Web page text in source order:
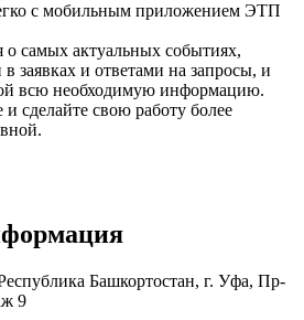
с мобильным приложением ЭТП
о самых актуальных событиях,
заявках и ответами на запросы, и
всю необходимую информацию.
сделайте свою работу более
Башкортостан, г. Уфа, Пр-
9